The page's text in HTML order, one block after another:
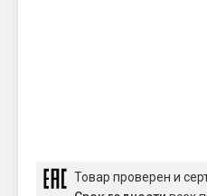
Товар проверен и